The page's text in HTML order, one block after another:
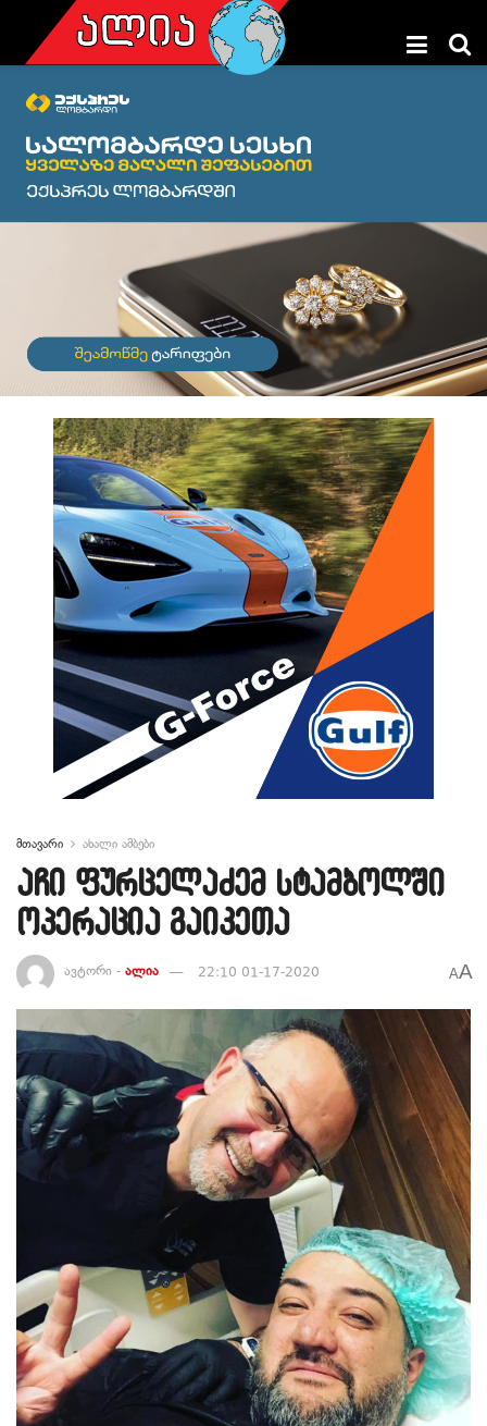
მთავარი ახალი ამბები
აჩი ფურცელაძემ სტამბოლში
ოპერაცია გაიკეთა
ავტორი - ალია 22:10 01-17-2020 AA